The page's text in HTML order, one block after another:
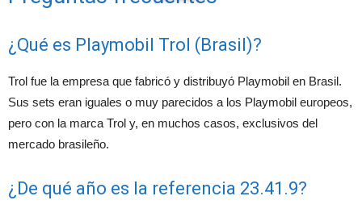
¿Qué es Playmobil Trol (Brasil)?
Trol fue la empresa que fabricó y distribuyó Playmobil en Brasil.
Sus sets eran iguales o muy parecidos a los Playmobil europeos,
pero con la marca Trol y, en muchos casos, exclusivos del
mercado brasileño.
¿De qué año es la referencia 23.41.9?